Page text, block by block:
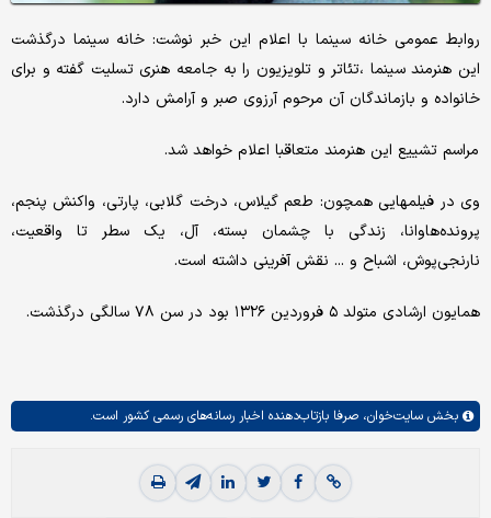
روابط عمومی خانه سینما با اعلام این خبر نوشت: خانه سینما درگذشت
این هنرمند سینما ،تئاتر و تلویزیون را به جامعه هنری تسلیت گفته و برای
خانواده و بازماندگان آن مرحوم آرزوی صبر و آرامش دارد.
مراسم تشییع این هنرمند متعاقبا اعلام خواهد شد.
وی در فیلم‎هایی همچون: طعم گیلاس، درخت گلابی، پارتی، واکنش پنجم،
پرونده‌هاوانا، زندگی با چشمان بسته، آل، یک سطر تا واقعیت،
نارنجی‌پوش، اشباح و ... نقش آفرینی داشته است.
همایون ارشادی متولد ۵ فروردین ۱۳۲۶ بود در سن ۷۸ سالگی درگذشت.
بخش سایت‌خوان، صرفا بازتاب‌دهنده اخبار رسانه‌های رسمی کشور است.